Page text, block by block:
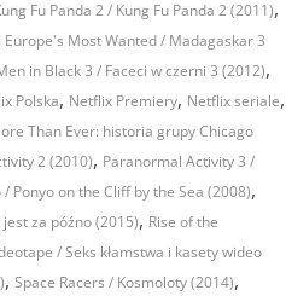
Fu Panda 2 / Kung Fu Panda 2 (2011),
Europe's Most Wanted / Madagaskar 3
in Black 3 / Faceci w czerni 3 (2012),
Polska, Netflix Premiery, Netflix seriale,
Than Ever: historia grupy Chicago
2 (2010), Paranormal Activity 3 /
/ Ponyo on the Cliff by the Sea (2008),
za późno (2015), Rise of the
/ Seks kłamstwa i kasety wideo
, Space Racers / Kosmoloty (2014),